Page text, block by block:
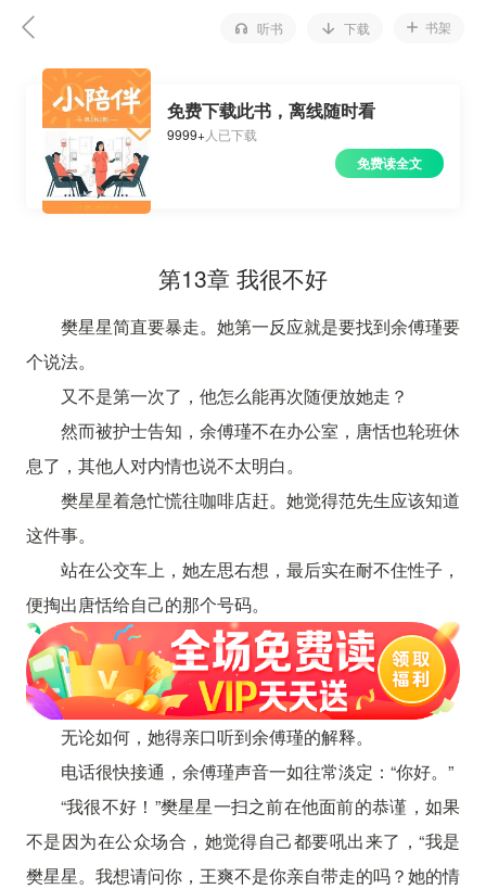
听书 下载 书架
免费下载此书，离线随时看
9999+人已下载
免费读全文
第13章 我很不好
樊星星简直要暴走。她第一反应就是要找到余傅瑾要
个说法。
又不是第一次了，他怎么能再次随便放她走？
然而被护士告知，余傅瑾不在办公室，唐恬也轮班休
息了，其他人对内情也说不太明白。
樊星星着急忙慌往咖啡店赶。她觉得范先生应该知道
这件事。
站在公交车上，她左思右想，最后实在耐不住性子，
便掏出唐恬给自己的那个号码。
无论如何，她得亲口听到余傅瑾的解释。
电话很快接通，余傅瑾声音一如往常淡定：“你好。”
“我很不好！”樊星星一扫之前在他面前的恭谨，如果
不是因为在公众场合，她觉得自己都要吼出来了，“我是
樊星星。我想请问你，王爽不是你亲自带走的吗？她的情